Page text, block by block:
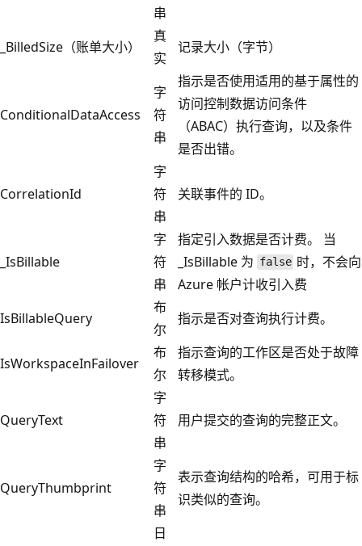
串
_BilledSize（账单大小）
真
实
记录大小（字节）
ConditionalDataAccess
字
符
串
指示是否使用适用的基于属性的
访问控制数据访问条件
（ABAC）执行查询，以及条件
是否出错。
CorrelationId
字
符
串
关联事件的 ID。
_IsBillable
字
符
串
指定引入数据是否计费。 当
_IsBillable 为 false 时，不会向
Azure 帐户计收引入费
IsBillableQuery
布
尔
指示是否对查询执行计费。
IsWorkspaceInFailover
布
尔
指示查询的工作区是否处于故障
转移模式。
QueryText
字
符
串
用户提交的查询的完整正文。
QueryThumbprint
字
符
串
表示查询结构的哈希，可用于标
识类似的查询。
日